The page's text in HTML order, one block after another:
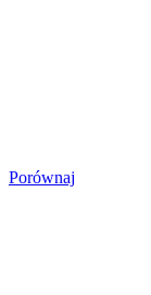
Porównaj